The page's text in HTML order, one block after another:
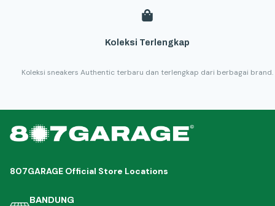
Koleksi Terlengkap
Koleksi sneakers Authentic terbaru dan terlengkap dari berbagai brand.
807GARAGE Official Store Locations
BANDUNG